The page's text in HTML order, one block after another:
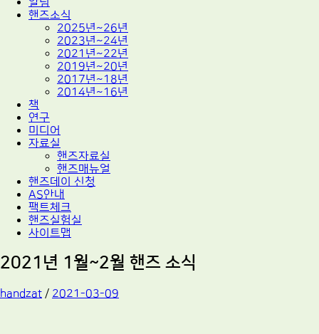
핸즈소식
2025년~26년
2023년~24년
2021년~22년
2019년~20년
2017년~18년
2014년~16년
책
연구
미디어
자료실
핸즈자료실
핸즈매뉴얼
핸즈데이 신청
AS안내
팩트체크
핸즈실험실
사이트맵
2021년 1월~2월 핸즈 소식
handzat / 2021-03-09